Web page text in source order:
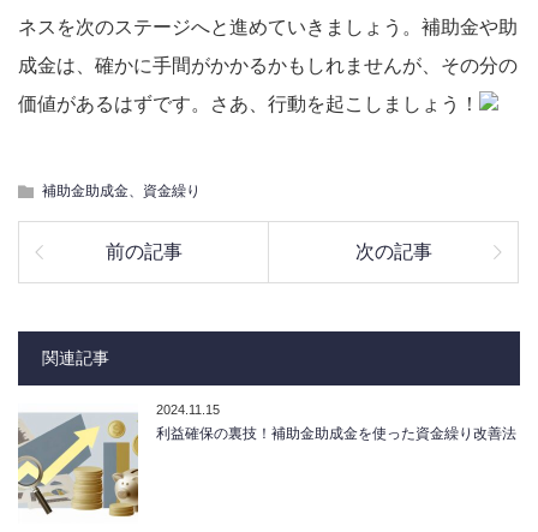
ネスを次のステージへと進めていきましょう。補助金や助
成金は、確かに手間がかかるかもしれませんが、その分の
価値があるはずです。さあ、行動を起こしましょう！
補助金助成金、資金繰り
前の記事 次の記事
関連記事
2024.11.15
利益確保の裏技！補助金助成金を使った資金繰り改善法